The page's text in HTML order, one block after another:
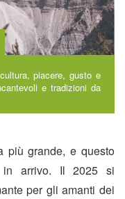
piacere, gusto e
e tradizioni da
più grande, e questo
in arrivo. Il 2025 si
per gli amanti dei